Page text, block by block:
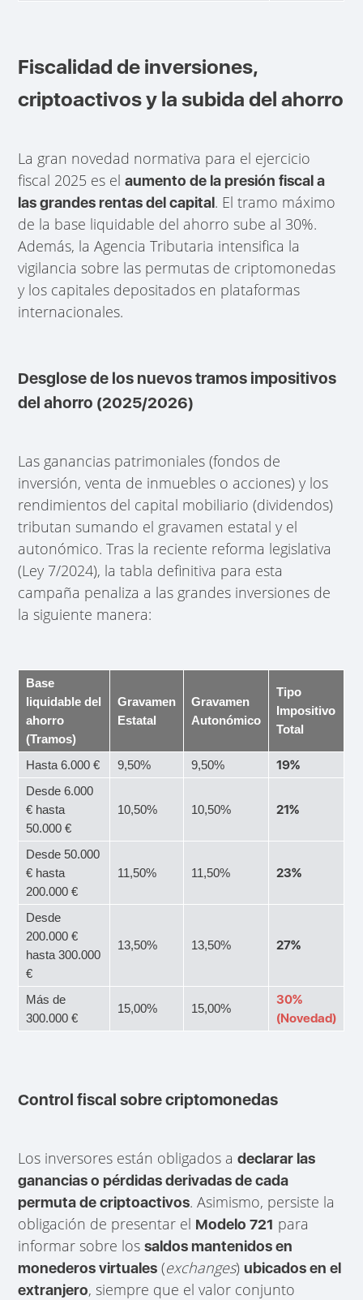
Fiscalidad de inversiones,
criptoactivos y la subida del ahorro
La gran novedad normativa para el ejercicio
fiscal 2025 es elaumento de la presión fiscal a
las grandes rentas del capital. El tramo máximo
de la base liquidable del ahorro sube al 30%.
Además, la Agencia Tributaria intensifica la
vigilancia sobre las permutas de criptomonedas
y los capitales depositados en plataformas
internacionales.
Desglose de los nuevos tramos impositivos
del ahorro (2025/2026)
Las ganancias patrimoniales (fondos de
inversión, venta de inmuebles o acciones) y los
rendimientos del capital mobiliario (dividendos)
tributan sumando el gravamen estatal y el
autonómico. Tras la reciente reforma legislativa
(Ley 7/2024), la tabla definitiva para esta
campaña penaliza a las grandes inversiones de
la siguiente manera:
Base
liquidable del
ahorro
(Tramos)
Gravamen
Estatal
Gravamen
Autonómico
Tipo
Impositivo
Total
Hasta 6.000 € 9,50% 9,50% 19%
Desde 6.000
€ hasta
50.000 €
10,50% 10,50% 21%
Desde 50.000
€ hasta
200.000 €
11,50% 11,50% 23%
Desde
200.000 €
hasta 300.000
€
13,50% 13,50% 27%
Más de
300.000 €
15,00% 15,00%
30%
(Novedad)
Control fiscal sobre criptomonedas
Los inversores están obligados adeclarar las
ganancias o pérdidas derivadas de cada
permuta de criptoactivos. Asimismo, persiste la
obligación de presentar el Modelo 721 para
informar sobre lossaldos mantenidos en
monederos virtuales (exchanges)ubicados en el
extranjero, siempre que el valor conjunto